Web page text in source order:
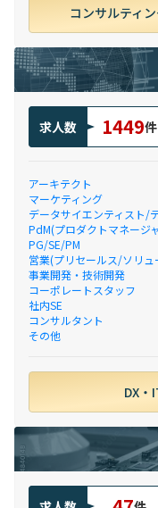
コンサルティ
求人数 1449件
アーキテクト
マーケティング
データサイエンティスト/
PdM(プロダクトマネージ
PG/SE/PM
営業(プリセールス/ソリ
事業開発・技術開発
コーポレートスタッフ
社内SE
コンサルタント
その他
DX・